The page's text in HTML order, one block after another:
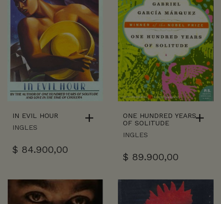
IN EVIL HOUR
INGLES
$ 84.900,00
ONE HUNDRED YEARS
OF SOLITUDE
INGLES
$ 89.900,00